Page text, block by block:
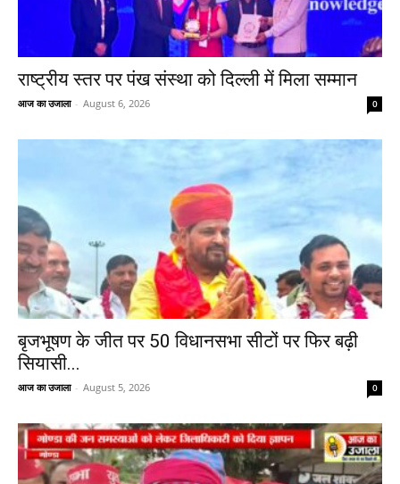
राष्ट्रीय स्तर पर पंख संस्था को दिल्ली में मिला सम्मान
आज का उजाला - August 6, 2026 0
बृजभूषण के जीत पर 50 विधानसभा सीटों पर फिर बढ़ी
सियासी...
आज का उजाला - August 5, 2026 0